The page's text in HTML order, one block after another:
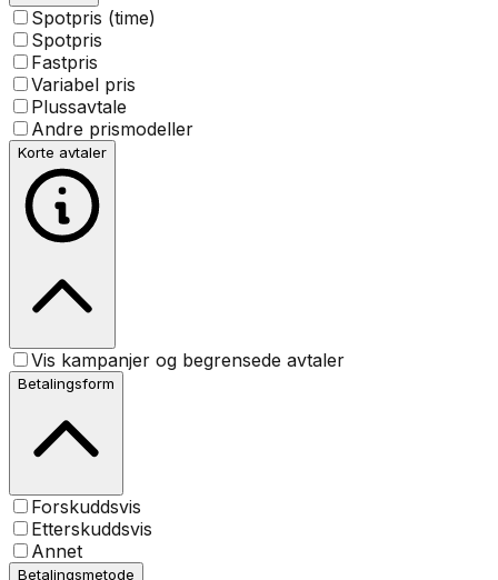
Spotpris (time)
Spotpris
Fastpris
Variabel pris
Plussavtale
Andre prismodeller
Korte avtaler
Vis kampanjer og begrensede avtaler
Betalingsform
Forskuddsvis
Etterskuddsvis
Annet
Betalingsmetode